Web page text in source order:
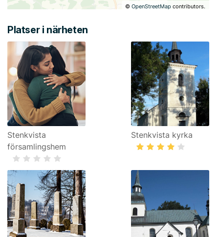
©OpenStreetMap contributors.
Platser i närheten
Stenkvista
församlingshem
Stenkvista kyrka